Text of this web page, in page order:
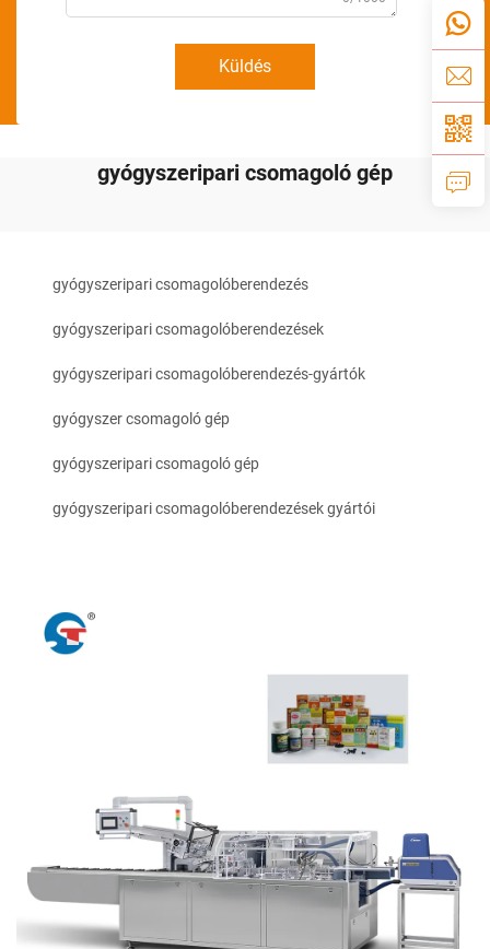
Küldés
gyógyszeripari csomagoló gép
gyógyszeripari csomagolóberendezés
gyógyszeripari csomagolóberendezések
gyógyszeripari csomagolóberendezés-gyártók
gyógyszer csomagoló gép
gyógyszeripari csomagoló gép
gyógyszeripari csomagolóberendezések gyártói